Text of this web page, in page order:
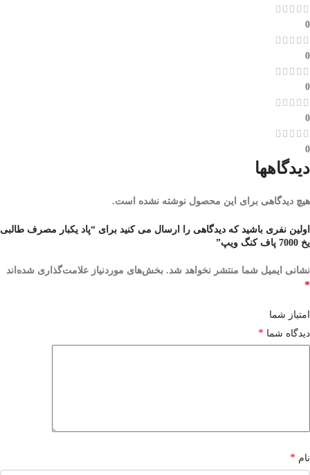
0
0
0
0
0
دیدگاهها
هیچ دیدگاهی برای این محصول نوشته نشده است.
اولین نفری باشید که دیدگاهی را ارسال می کنید برای “پاد یکبار مصرف طالبی
یخ 7000 پاف کنگ ویپ”
نشانی ایمیل شما منتشر نخواهد شد. بخش‌های موردنیاز علامت‌گذاری شده‌اند
*
امتیاز شما
دیدگاه شما *
نام *